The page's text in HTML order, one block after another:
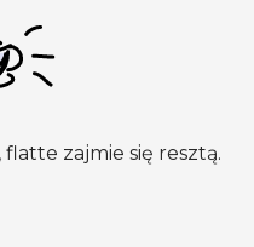
flatte zajmie się resztą.